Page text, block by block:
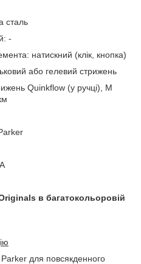
сталь
-
натискний (клік, кнопка)
або гелевий стрижень
Quinkflow (у ручці), М
в багатокольоровій
для повсякденного